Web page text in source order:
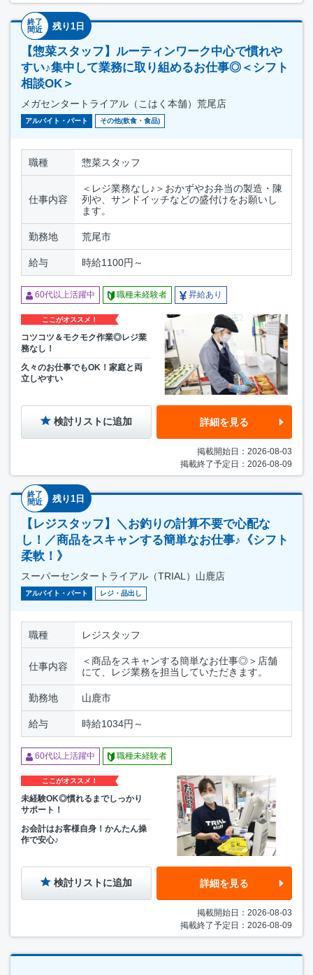
終了
間近
残り1日
【惣菜スタッフ】ルーティンワーク中心で慣れや
すい♪集中して業務に取り組めるお仕事◎＜シフト
相談OK＞
メガセンタートライアル（こはく本舗）荒尾店
アルバイト・パート その他(飲食・食品)
職種 惣菜スタッフ
仕事内容
＜レジ業務なし♪＞おかずやお弁当の製造・陳
列や、サンドイッチなどの盛付けをお願いし
ます。
勤務地 荒尾市
給与 時給1100円～
60代以上活躍中 職種未経験者 昇給あり
ここがオススメ！
コツコツ＆モクモク作業◎レジ業
務なし！
久々のお仕事でもOK！家庭と両
立しやすい
検討リストに追加 詳細を見る
掲載開始日：2026-08-03
掲載終了予定日：2026-08-09
終了
間近
残り1日
【レジスタッフ】＼お釣りの計算不要で心配な
し！／商品をスキャンする簡単なお仕事♪《シフト
柔軟！》
スーパーセンタートライアル（TRIAL）山鹿店
アルバイト・パート レジ・品出し
職種 レジスタッフ
仕事内容
＜商品をスキャンする簡単なお仕事◎＞店舗
にて、レジ業務を担当していただきます。
勤務地 山鹿市
給与 時給1034円～
60代以上活躍中 職種未経験者
ここがオススメ！
未経験OK◎慣れるまでしっかり
サポート！
お会計はお客様自身！かんたん操
作で安心♪
検討リストに追加 詳細を見る
掲載開始日：2026-08-03
掲載終了予定日：2026-08-09